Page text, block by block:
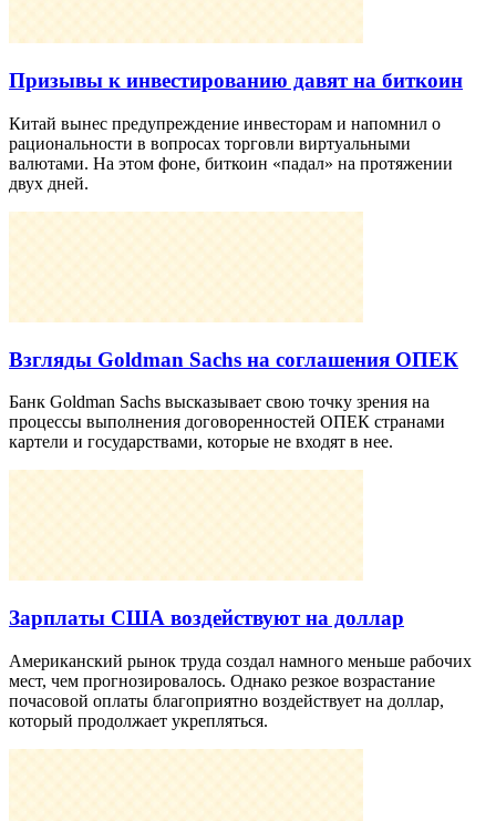
Призывы к инвестированию давят на биткоин
Китай вынес предупреждение инвесторам и напомнил о
рациональности в вопросах торговли виртуальными
валютами. На этом фоне, биткоин «падал» на протяжении
двух дней.
Взгляды Goldman Sachs на соглашения ОПЕК
Банк Goldman Sachs высказывает свою точку зрения на
процессы выполнения договоренностей ОПЕК странами
картели и государствами, которые не входят в нее.
Зарплаты США воздействуют на доллар
Американский рынок труда создал намного меньше рабочих
мест, чем прогнозировалось. Однако резкое возрастание
почасовой оплаты благоприятно воздействует на доллар,
который продолжает укрепляться.